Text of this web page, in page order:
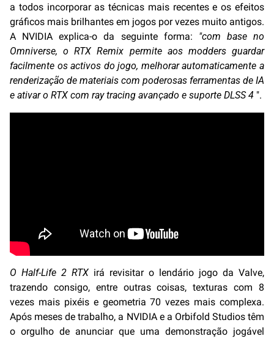
a todos incorporar as técnicas mais recentes e os efeitos
gráficos mais brilhantes em jogos por vezes muito antigos.
A NVIDIA explica-o da seguinte forma: "com base no
Omniverse, o RTX Remix permite aos modders guardar
facilmente os activos do jogo, melhorar automaticamente a
renderização de materiais com poderosas ferramentas de IA
e ativar o RTX com ray tracing avançado e suporte DLSS 4 ".
O Half-Life 2 RTX irá revisitar o lendário jogo da Valve,
trazendo consigo, entre outras coisas, texturas com 8
vezes mais pixéis e geometria 70 vezes mais complexa.
Após meses de trabalho, a NVIDIA e a Orbifold Studios têm
o orgulho de anunciar que uma demonstração jogável